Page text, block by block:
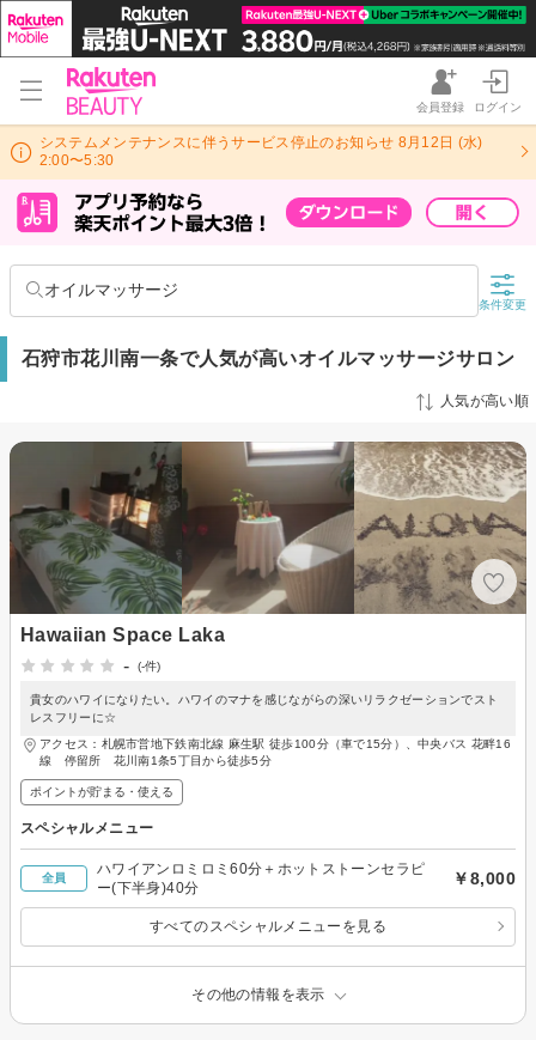
会員登録 ログイン
システムメンテナンスに伴うサービス停止のお知らせ 8月12日 (水)
2:00〜5:30
オイルマッサージ
条件変更
石狩市花川南一条で人気が高いオイルマッサージサロン
人気が高い順
Hawaiian Space Laka
-
(-件)
貴女のハワイになりたい。ハワイのマナを感じながらの深いリラクゼーションでスト
レスフリーに☆
アクセス：札幌市営地下鉄南北線 麻生駅 徒歩100分（車で15分）、中央バス 花畔16
線 停留所 花川南1条5丁目から徒歩5分
ポイントが貯まる・使える
スペシャルメニュー
全員
ハワイアンロミロミ60分＋ホットストーンセラピ
ー(下半身)40分
￥8,000
すべてのスペシャルメニューを見る
その他の情報を表示